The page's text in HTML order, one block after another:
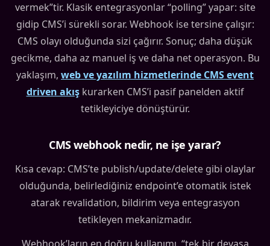
vermek”tir. Klasik entegrasyonlar “polling” yapar: site
gidip CMS’i sürekli sorar. Webhook ise tersine çalışır:
CMS olayı olduğunda sizi çağırır. Sonuç; daha düşük
gecikme, daha az manuel iş ve daha net operasyon. Bu
yaklaşım, web ve yazılım hizmetlerinde CMS event
driven akışkurarken CMS’i pasif panelden aktif
tetikleyiciye dönüştürür.
CMS webhook nedir, ne işe yarar?
Kısa cevap: CMS’te publish/update/delete gibi olaylar
olduğunda, belirlediğiniz endpoint’e otomatik istek
atarak revalidation, bildirim veya entegrasyon
tetikleyen mekanizmadır.